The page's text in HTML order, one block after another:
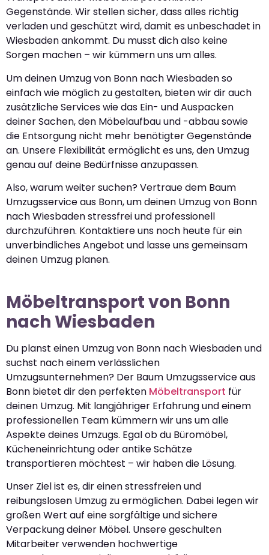
Gegenstände. Wir stellen sicher, dass alles richtig
verladen und geschützt wird, damit es unbeschadet in
Wiesbaden ankommt. Du musst dich also keine
Sorgen machen – wir kümmern uns um alles.
Um deinen Umzug von Bonn nach Wiesbaden so
einfach wie möglich zu gestalten, bieten wir dir auch
zusätzliche Services wie das Ein- und Auspacken
deiner Sachen, den Möbelaufbau und -abbau sowie
die Entsorgung nicht mehr benötigter Gegenstände
an. Unsere Flexibilität ermöglicht es uns, den Umzug
genau auf deine Bedürfnisse anzupassen.
Also, warum weiter suchen? Vertraue dem Baum
Umzugsservice aus Bonn, um deinen Umzug von Bonn
nach Wiesbaden stressfrei und professionell
durchzuführen. Kontaktiere uns noch heute für ein
unverbindliches Angebot und lasse uns gemeinsam
deinen Umzug planen.
Möbeltransport von Bonn
nach Wiesbaden
Du planst einen Umzug von Bonn nach Wiesbaden und
suchst nach einem verlässlichen
Umzugsunternehmen? Der Baum Umzugsservice aus
Bonn bietet dir den perfekten Möbeltransport für
deinen Umzug. Mit langjähriger Erfahrung und einem
professionellen Team kümmern wir uns um alle
Aspekte deines Umzugs. Egal ob du Büromöbel,
Kücheneinrichtung oder antike Schätze
transportieren möchtest – wir haben die Lösung.
Unser Ziel ist es, dir einen stressfreien und
reibungslosen Umzug zu ermöglichen. Dabei legen wir
großen Wert auf eine sorgfältige und sichere
Verpackung deiner Möbel. Unsere geschulten
Mitarbeiter verwenden hochwertige